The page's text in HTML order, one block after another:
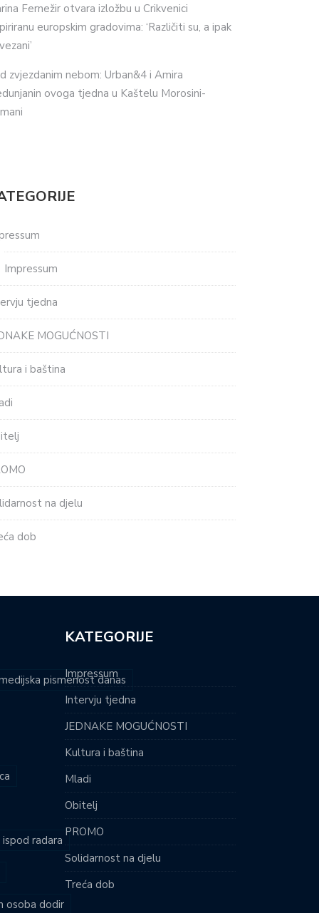
Fernežir otvara izložbu u Crikvenici
europskim gradovima: ‘Različiti su, a ipak
zvjezdanim nebom: Urban&4 i Amira
ovoga tjedna u Kaštelu Morosini-
Impressum
tjedna
MOGUĆNOSTI
i baština
na djelu
dob
pismenost danas
radara
osoba dodir
KATEGORIJE
Impressum
Intervju tjedna
JEDNAKE MOGUĆNOSTI
Kultura i baština
Mladi
Obitelj
PROMO
Solidarnost na djelu
Treća dob